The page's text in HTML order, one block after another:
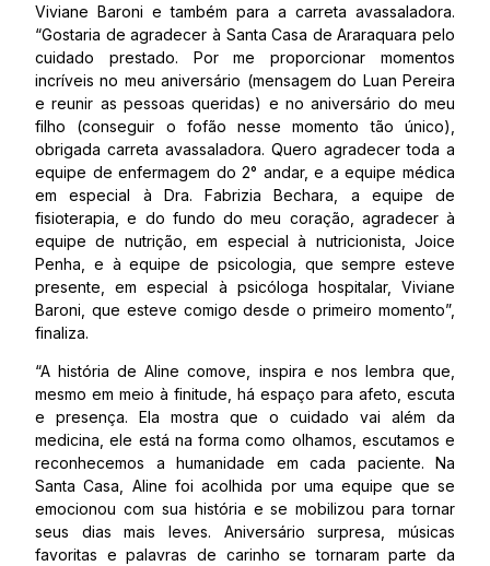
Viviane Baroni e também para a carreta avassaladora.
“Gostaria de agradecer à Santa Casa de Araraquara pelo
cuidado prestado. Por me proporcionar momentos
incríveis no meu aniversário (mensagem do Luan Pereira
e reunir as pessoas queridas) e no aniversário do meu
filho (conseguir o fofão nesse momento tão único),
obrigada carreta avassaladora. Quero agradecer toda a
equipe de enfermagem do 2° andar, e a equipe médica
em especial à Dra. Fabrizia Bechara, a equipe de
fisioterapia, e do fundo do meu coração, agradecer à
equipe de nutrição, em especial à nutricionista, Joice
Penha, e à equipe de psicologia, que sempre esteve
presente, em especial à psicóloga hospitalar, Viviane
Baroni, que esteve comigo desde o primeiro momento”,
finaliza.
“A história de Aline comove, inspira e nos lembra que,
mesmo em meio à finitude, há espaço para afeto, escuta
e presença. Ela mostra que o cuidado vai além da
medicina, ele está na forma como olhamos, escutamos e
reconhecemos a humanidade em cada paciente. Na
Santa Casa, Aline foi acolhida por uma equipe que se
emocionou com sua história e se mobilizou para tornar
seus dias mais leves. Aniversário surpresa, músicas
favoritas e palavras de carinho se tornaram parte da